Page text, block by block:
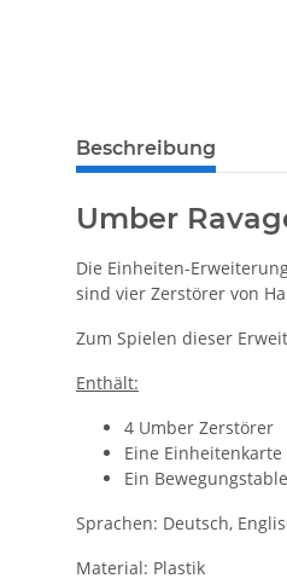
weitere Registerkarten
Beschreibung
Umber
Die Einheiten-
sind vier Zerstörer von
Zum Spielen dieser
Enthält:
4 Umber Zerstörer
Eine Einheitenkarte
Ein
Sprachen: Deutsch,
Material: Plastik